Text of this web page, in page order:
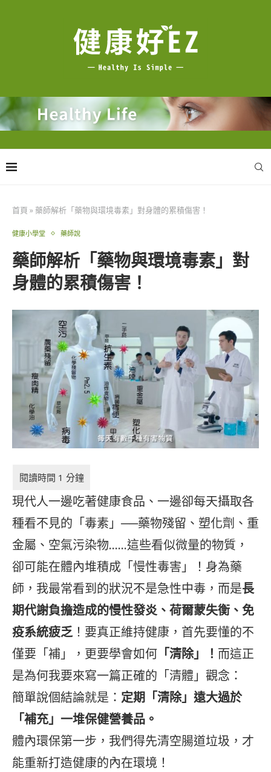
首頁 » 藥師解析「藥物與環境毒素」對身體的累積傷害！
健康小學堂 藥師說
藥師解析「藥物與環境毒素」對
身體的累積傷害！
現代人一邊吃著健康食品、一邊卻每天攝取各
種看不見的「毒素」──藥物殘留、塑化劑、重
金屬、空氣污染物……這些看似微量的物質，
卻可能在體內堆積成「慢性毒害」！身為藥
師，我最常看到的狀況不是急性中毒，而是長
期代謝負擔造成的慢性發炎、荷爾蒙失衡、免
疫系統疲乏！要真正維持健康，首先要懂的不
僅要「補」，更要學會如何 「清除」！ 而這正
是為何我要來寫一篇正確的「清體」觀念：
簡單說個結論就是： 定期「清除」遠大過於
「補充」一堆保健營養品。
體內環保第一步，我們得先清空腸道垃圾，才
能重新打造健康的內在環境！